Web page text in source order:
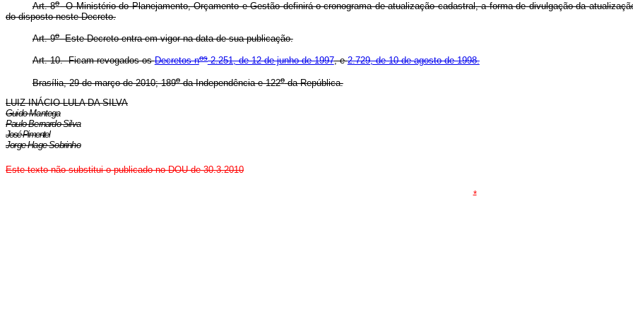
Art. 8oO Ministério do Planejamento, Orçamento e Gestão definirá o cronograma de atualização cadastral, a forma de divulgação da
do disposto neste Decreto.
Art. 9oEste Decreto entra em vigor na data de sua publicação.
Art. 10. Ficam revogados osDecretos nos2.251, de 12 de junho de 1997, e2.729, de 10 de agosto de 1998.
Brasília, 29 de março de 2010; 189oda Independência e 122oda República.
LUIZ INÁCIO LULA DA SILVA
Guido Mantega
Paulo Bernardo Silva
José Pimentel
Jorge Hage Sobrinho
Este texto não substitui o publicado no DOU de 30.3.2010
*